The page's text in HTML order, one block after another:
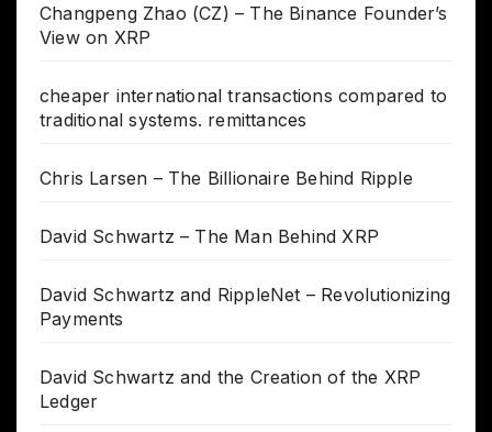
Changpeng Zhao (CZ) – The Binance Founder’s
View on XRP
cheaper international transactions compared to
traditional systems. remittances
Chris Larsen – The Billionaire Behind Ripple
David Schwartz – The Man Behind XRP
David Schwartz and RippleNet – Revolutionizing
Payments
David Schwartz and the Creation of the XRP
Ledger